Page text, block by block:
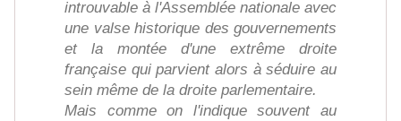
introuvable à l'Assemblée nationale avec
une valse historique des gouvernements
et la montée d'une extrême droite
française qui parvient alors à séduire au
sein même de la droite parlementaire.
Mais comme on l'indique souvent au